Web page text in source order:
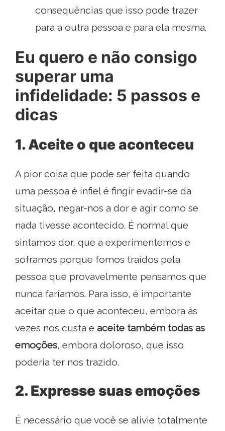
consequências que isso pode trazer
para a outra pessoa e para ela mesma.
Eu quero e não consigo
superar uma
infidelidade: 5 passos e
dicas
1. Aceite o que aconteceu
A pior coisa que pode ser feita quando
uma pessoa é infiel é fingir evadir-se da
situação, negar-nos a dor e agir como se
nada tivesse acontecido. É normal que
sintamos dor, que a experimentemos e
soframos porque fomos traídos pela
pessoa que provavelmente pensamos que
nunca faríamos. Para isso, é importante
aceitar que o que aconteceu, embora às
vezes nos custa e aceite também todas as
emoções, embora doloroso, que isso
poderia ter nos trazido.
2. Expresse suas emoções
É necessário que você se alivie totalmente